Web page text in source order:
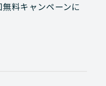
無料キャンペーンに